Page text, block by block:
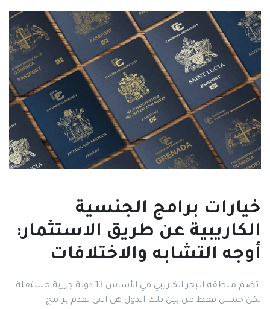
خيارات برامج الجنسية
الكاريبية عن طريق الاستثمار:
أوجه التشابه والاختلافات
تضم منطقة البحر الكاريبي في الأساس 13 دولة جزرية مستقلة،
لكن خمس فقط من بين تلك الدول هي التي تقدم برامج